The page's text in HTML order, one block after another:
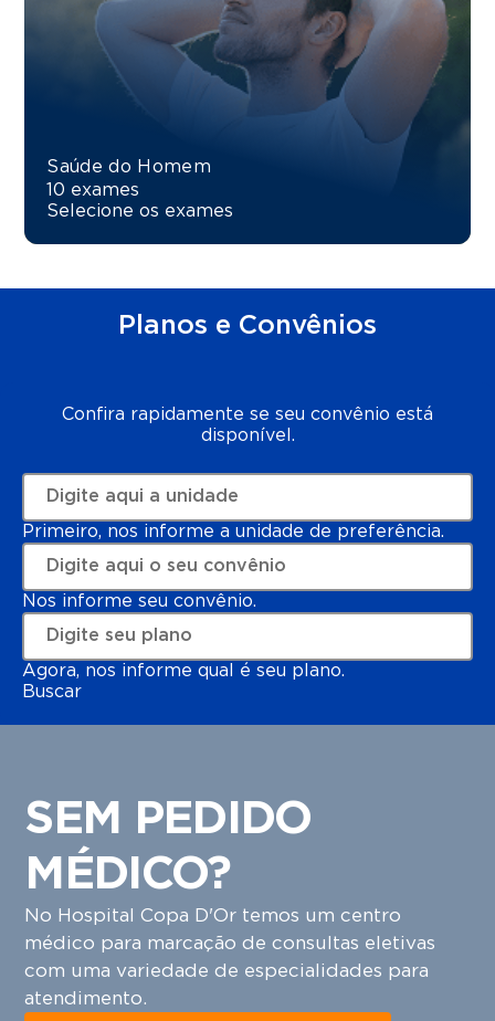
Saúde do Homem
10 exames
Selecione os exames
Planos e Convênios
Confira rapidamente se seu convênio está
disponível.
Primeiro, nos informe a unidade de preferência.
Nos informe seu convênio.
Agora, nos informe qual é seu plano.
Buscar
SEM PEDIDO
MÉDICO?
No Hospital Copa D'Or temos um centro
médico para marcação de consultas eletivas
com uma variedade de especialidades para
atendimento.